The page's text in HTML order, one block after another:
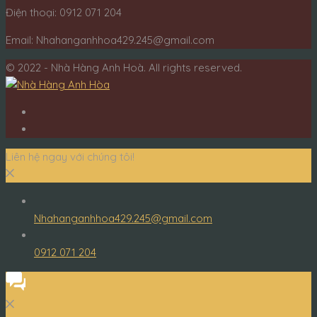
Điện thoại: 0912 071 204
Email: Nhahanganhhoa429.245@gmail.com
© 2022 - Nhà Hàng Anh Hoà. All rights reserved.
Liên hệ ngay với chúng tôi!
Nhahanganhhoa429.245@gmail.com
0912 071 204